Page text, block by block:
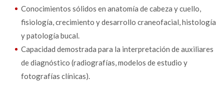
Conocimientos sólidos en anatomía de cabeza y cuello,
fisiología, crecimiento y desarrollo craneofacial, histología
y patología bucal.
Capacidad demostrada para la interpretación de auxiliares
de diagnóstico (radiografías, modelos de estudio y
fotografías clínicas).